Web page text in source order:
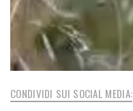
CONDIVIDI SUI SOCIAL MEDIA: